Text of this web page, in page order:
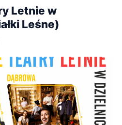
Letnie w
Leśne)